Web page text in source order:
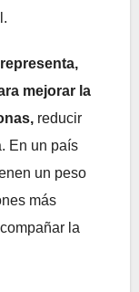
mejorar la
reducir
En un país
un peso
más
la